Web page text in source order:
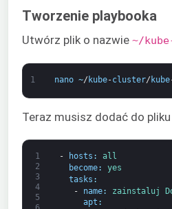
Tworzenie playbooka
Utwórz plik o nazwie ~/
1 nano ~/ kube-cluster/ kube
Teraz musisz dodać do
1
2
3
4
5
- hosts :
all
become:
yes
tasks :
-
name: zainstaluj
apt :